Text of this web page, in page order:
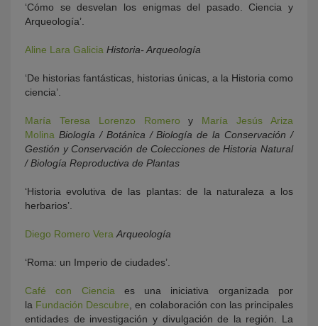
‘Cómo se desvelan los enigmas del pasado. Ciencia y
Arqueología’.
Aline Lara Galicia Historia- Arqueología
‘De historias fantásticas, historias únicas, a la Historia como
ciencia’.
María Teresa Lorenzo Romero y María Jesús Ariza
Molina Biología / Botánica / Biología de la Conservación /
Gestión y Conservación de Colecciones de Historia Natural
/ Biología Reproductiva de Plantas
‘Historia evolutiva de las plantas: de la naturaleza a los
herbarios’.
Diego Romero Vera Arqueología
‘Roma: un Imperio de ciudades’.
Café con Ciencia es una iniciativa organizada por
la Fundación Descubre , en colaboración con las principales
entidades de investigación y divulgación de la región. La